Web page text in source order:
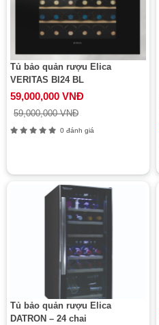
Tủ bảo quản rượu Elica
VERITAS BI24 BL
59,000,000 VNĐ
59,000,000 VNĐ
0 đánh giá
Tủ bảo quản rượu Elica
DATRON – 24 chai